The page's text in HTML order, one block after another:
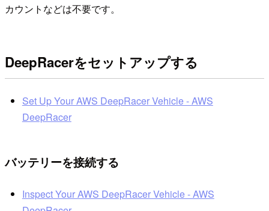
カウントなどは不要です。
DeepRacerをセットアップする
Set Up Your AWS DeepRacer Vehicle - AWS
DeepRacer
バッテリーを接続する
Inspect Your AWS DeepRacer Vehicle - AWS